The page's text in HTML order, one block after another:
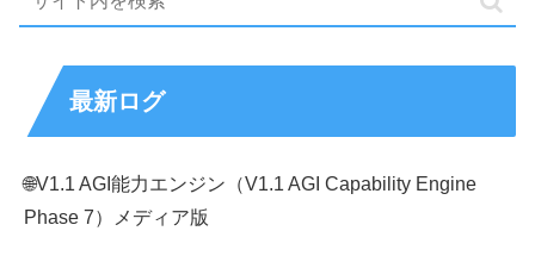
最新ログ
🌐V1.1 AGI能力エンジン（V1.1 AGI Capability Engine
Phase 7）メディア版